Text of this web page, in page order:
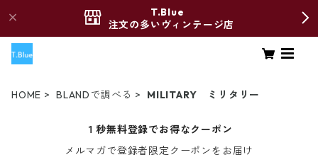
T.Blue
注文の多いヴィンテージ店
HOME BLANDで調べる MILITARY ミリタリー
１秒無料登録でお得なクーポン
メルマガで登録者限定クーポンをお届け